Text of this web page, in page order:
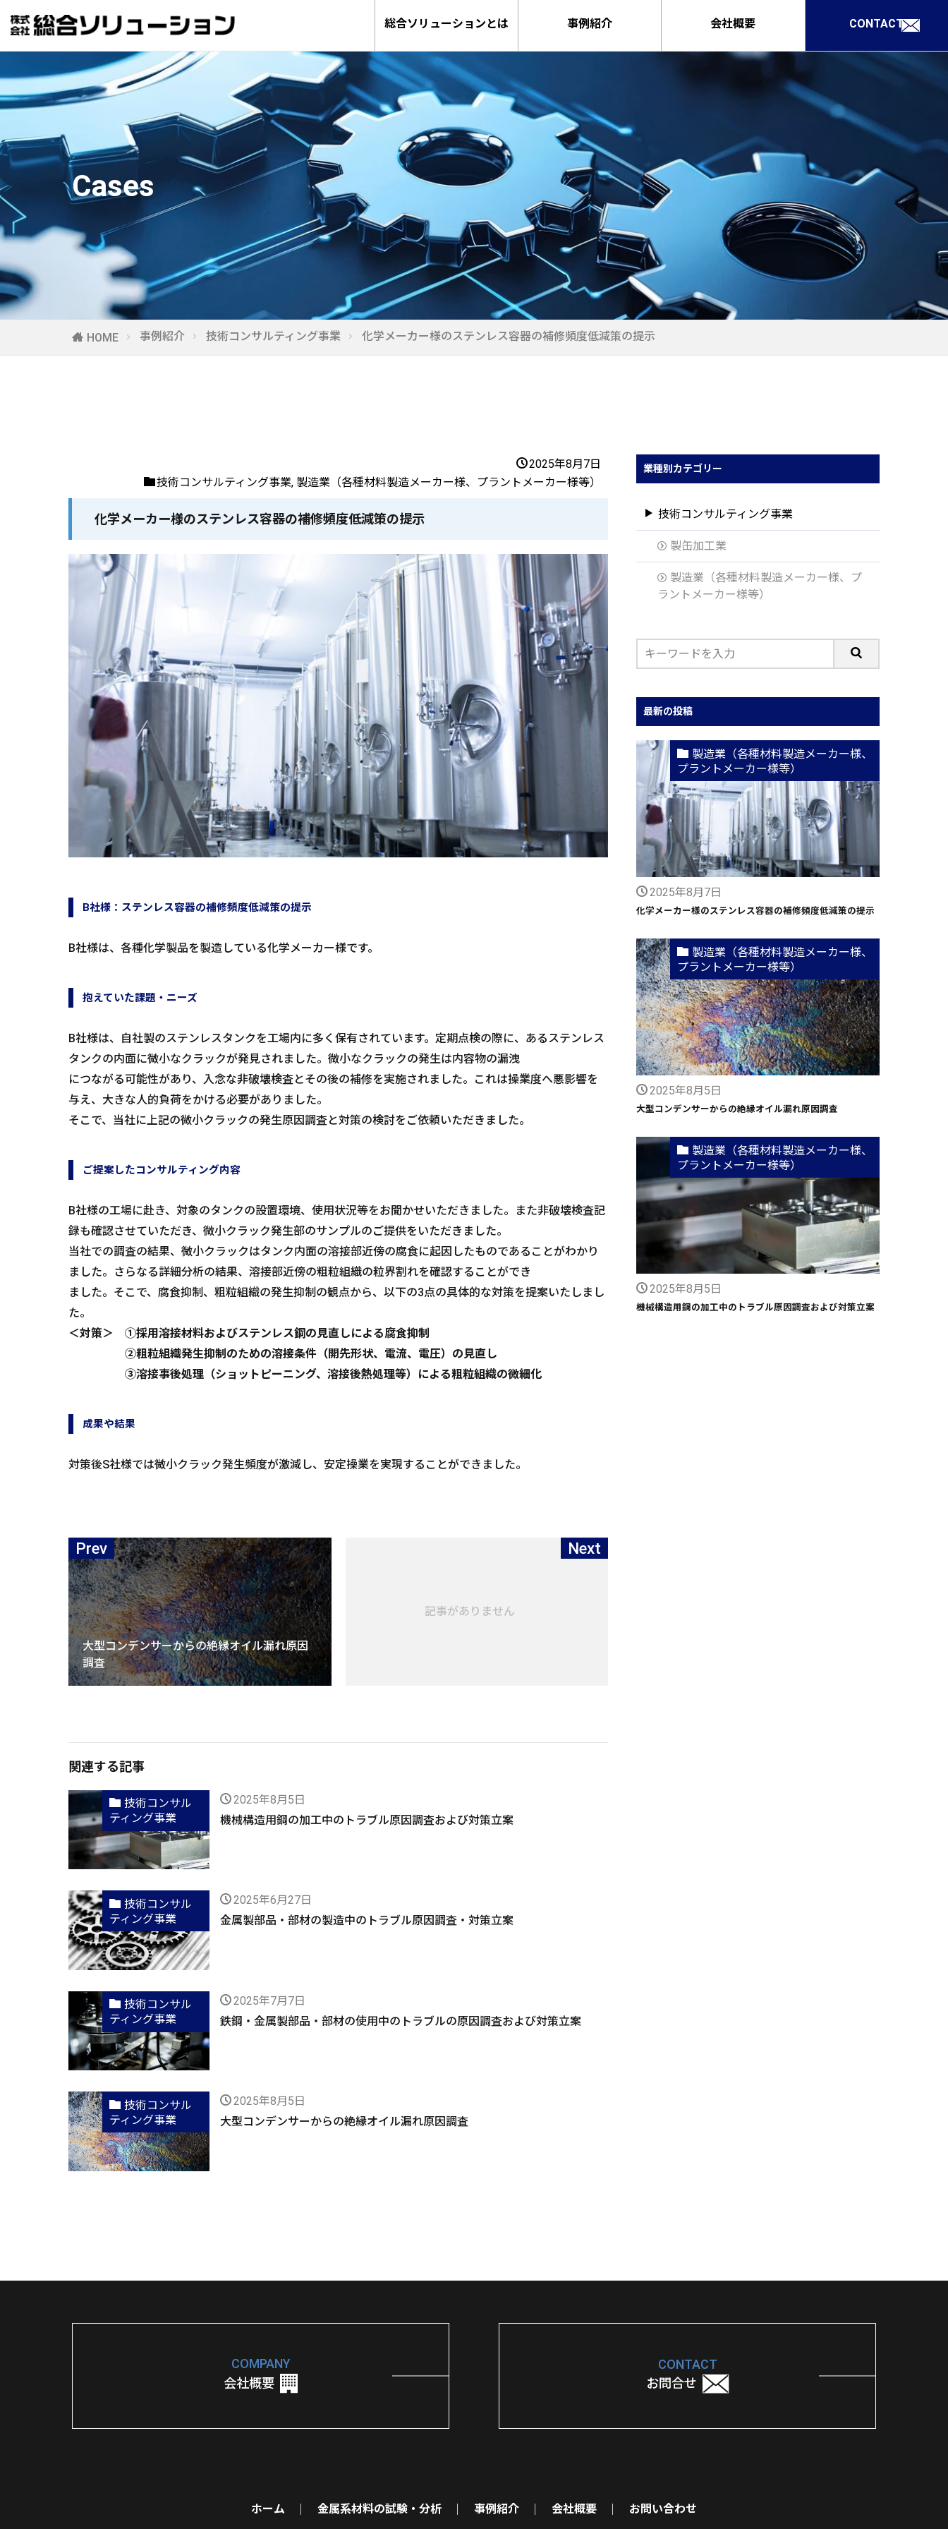
総合ソリューションとは 事例紹介 会社概要 CONTACT
Cases
HOME 事例紹介 技術コンサルティング事業 化学メーカー様のステンレス容器の補修頻度低減策の提示
2025年8月7日
技術コンサルティング事業, 製造業（各種材料製造メーカー様、プラントメーカー様等）
化学メーカー様のステンレス容器の補修頻度低減策の提示
B社様：ステンレス容器の補修頻度低減策の提示
B社様は、各種化学製品を製造している化学メーカー様です。
抱えていた課題・ニーズ
B社様は、自社製のステンレスタンクを工場内に多く保有されています。定期点検の際に、あるステンレス
タンクの内面に微小なクラックが発見されました。微小なクラックの発生は内容物の漏洩
につながる可能性があり、入念な非破壊検査とその後の補修を実施されました。これは操業度へ悪影響を
与え、大きな人的負荷をかける必要がありました。
そこで、当社に上記の微小クラックの発生原因調査と対策の検討をご依頼いただきました。
ご提案したコンサルティング内容
B社様の工場に赴き、対象のタンクの設置環境、使用状況等をお聞かせいただきました。また非破壊検査記
録も確認させていただき、微小クラック発生部のサンプルのご提供をいただきました。
当社での調査の結果、微小クラックはタンク内面の溶接部近傍の腐食に起因したものであることがわかり
ました。さらなる詳細分析の結果、溶接部近傍の粗粒組織の粒界割れを確認することができ
ました。そこで、腐食抑制、粗粒組織の発生抑制の観点から、以下の3点の具体的な対策を提案いたしまし
た。
＜対策＞ ➀採用溶接材料およびステンレス鋼の見直しによる腐食抑制
➁粗粒組織発生抑制のための溶接条件（開先形状、電流、電圧）の見直し
➂溶接事後処理（ショットピーニング、溶接後熱処理等）による粗粒組織の微細化
成果や結果
対策後S社様では微小クラック発生頻度が激減し、安定操業を実現することができました。
Prev
大型コンデンサーからの絶縁オイル漏れ原因
調査
Next
記事がありません
関連する記事
技術コンサル
ティング事業
2025年8月5日
機械構造用鋼の加工中のトラブル原因調査および対策立案
技術コンサル
ティング事業
2025年6月27日
金属製部品・部材の製造中のトラブル原因調査・対策立案
技術コンサル
ティング事業
2025年7月7日
鉄鋼・金属製部品・部材の使用中のトラブルの原因調査および対策立案
技術コンサル
ティング事業
2025年8月5日
大型コンデンサーからの絶縁オイル漏れ原因調査
業種別カテゴリー
技術コンサルティング事業
製缶加工業
製造業（各種材料製造メーカー様、プ
ラントメーカー様等）
最新の投稿
製造業（各種材料製造メーカー様、
プラントメーカー様等）
2025年8月7日
化学メーカー様のステンレス容器の補修頻度低減策の提示
製造業（各種材料製造メーカー様、
プラントメーカー様等）
2025年8月5日
大型コンデンサーからの絶縁オイル漏れ原因調査
製造業（各種材料製造メーカー様、
プラントメーカー様等）
2025年8月5日
機械構造用鋼の加工中のトラブル原因調査および対策立案
COMPANY
会社概要
CONTACT
お問合せ
ホーム 金属系材料の試験・分析 事例紹介 会社概要 お問い合わせ